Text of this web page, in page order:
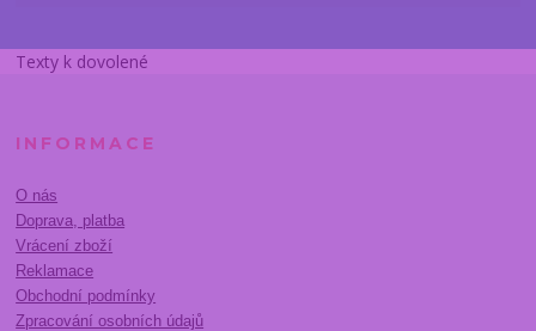
Texty k dovolené
INFORMACE
O nás
Doprava, platba
Vrácení zboží
Reklamace
Obchodní podmínky
Zpracování osobních údajů